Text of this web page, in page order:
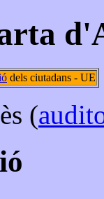
dels ciutadans - UE
(